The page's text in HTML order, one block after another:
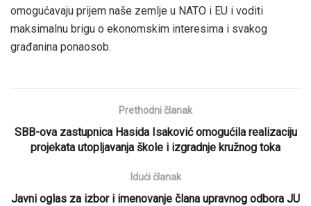
omogućavaju prijem naše zemlje u NATO i EU i voditi
maksimalnu brigu o ekonomskim interesima i svakog
građanina ponaosob.
Prethodni članak
SBB-ova zastupnica Hasida Isaković omogućila realizaciju
projekata utopljavanja škole i izgradnje kružnog toka
Idući članak
Javni oglas za izbor i imenovanje člana upravnog odbora JU